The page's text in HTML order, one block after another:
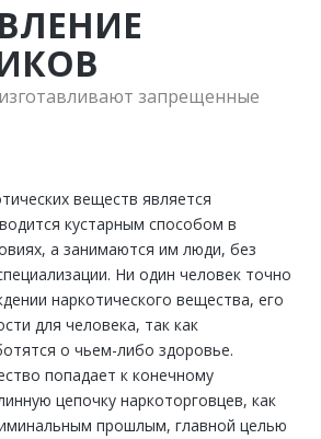
запрещенные
веществ является
кустарным способом в
а занимаются им люди, без
Ни один человек точно
наркотического вещества, его
для человека, так как
о чьем-либо здоровье.
попадает к конечному
цепочку наркоторговцев, как
прошлым, главной целью